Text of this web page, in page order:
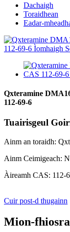
Dachaigh
Toraidhean
Eadar-
Qxteramine
112-69-6
Tuairisgeul
Ainm an toraidh:
Ainm Ceimigeach:
Àireamh CAS: 112-
Cuir post-d thugainn
Mion-